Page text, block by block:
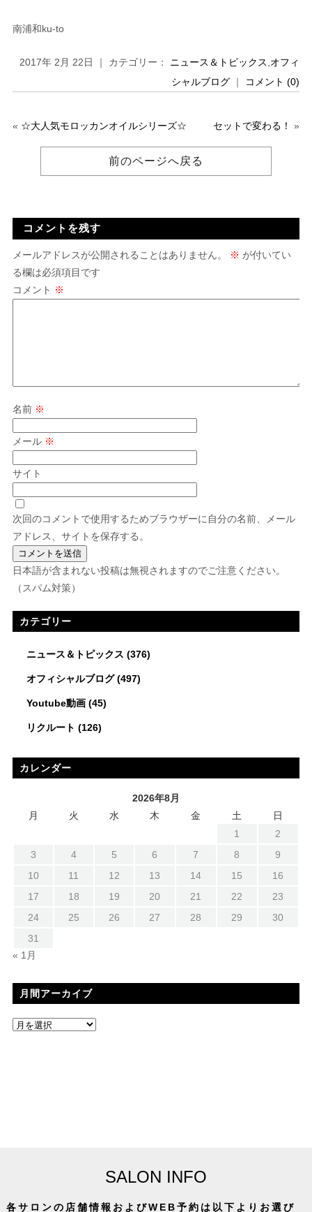
南浦和ku-to
2017年 2月 22日 ｜ カテゴリー： ニュース＆トピックス オフィ
シャルブログ ｜ コメント (0)
« ☆大人気モロッカンオイルシリーズ☆ セットで変わる！ »
前のページへ戻る
コメントを残す
メールアドレスが公開されることはありません。 ※ が付いてい
る欄は必須項目です
コメント ※
名前 ※
メール ※
サイト
次回のコメントで使用するためブラウザーに自分の名前、メール
アドレス、サイトを保存する。
日本語が含まれない投稿は無視されますのでご注意ください。
（スパム対策）
カテゴリー
ニュース＆トピックス (376)
オフィシャルブログ(497)
Youtube動画(45)
リクルート (126)
カレンダー
2026年8月
月
火 水 木 金 土
日
1
2
3
4 5 6 7 8
9
10
11 12 13 14 15
16
17
18 19 20 21 22
23
24
25 26 27 28 29
30
31
« 1月
月間アーカイブ
SALON INFO
各サロンの店舗情報およびWEB予約は以下よりお選び